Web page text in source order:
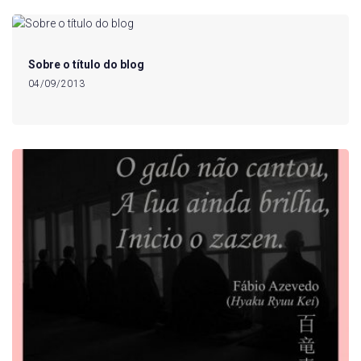
Sobre o título do blog
04/09/2013